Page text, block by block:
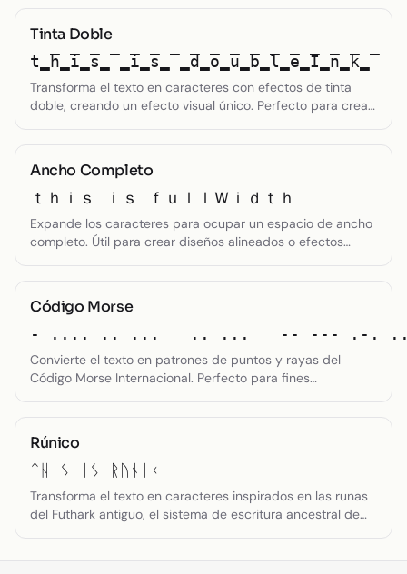
Tinta Doble
t̳̅h̳̅i̳̅s̳̅ ̳̅i̳̅s̳̅ ̳̅d̳̅o̳̅u̳̅b̳̅l̳̅e̳̅I̳̅n̳̅k̳̅
Transforma el texto en caracteres con efectos de tinta
doble, creando un efecto visual único. Perfecto para crear
Ancho Completo
ｔｈｉｓ ｉｓ ｆｕｌｌＷｉｄｔｈ
Expande los caracteres para ocupar un espacio de ancho
completo. Útil para crear diseños alineados o efectos
Código Morse
- .... .. ...   .. ...   -- --- .-.
Convierte el texto en patrones de puntos y rayas del
Código Morse Internacional. Perfecto para fines
Rúnico
ᛏᚺᛁᛊ ᛁᛊ ᚱᚢᚾᛁᚲ
Transforma el texto en caracteres inspirados en las runas
del Futhark antiguo, el sistema de escritura ancestral de